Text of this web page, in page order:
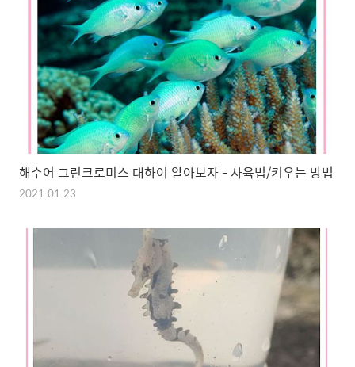
해수어 그린크로미스 대하여 알아보자 - 사육법/키우는 방법
2021.01.23